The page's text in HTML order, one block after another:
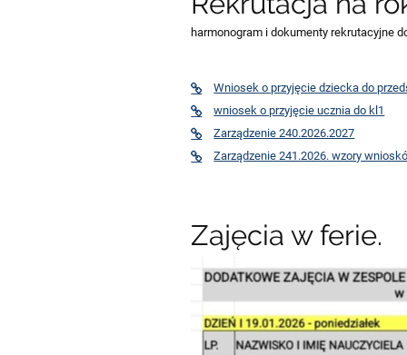
harmonogram i dokumenty rekrutacyjne
Wniosek o przyjęcie dziecka do
wniosek o przyjęcie ucznia do kl1
Zarządzenie 240.2026.2027
Zarządzenie 241.2026. wzory
Zajęcia w ferie.